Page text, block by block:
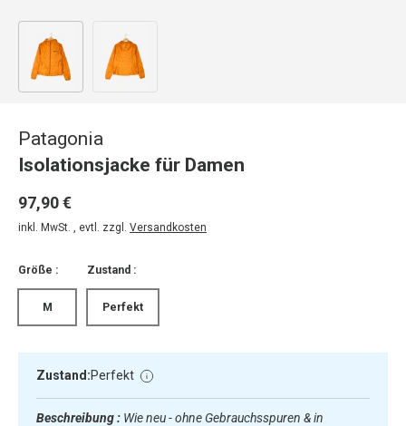
Bild 1 in Galerieansicht laden
Patagonia
Isolationsjacke für Damen
97,90 €
inkl. MwSt. , evtl. zzgl. Versandkosten
Größe :
M
Zustand :
Perfekt
Zustand:Perfekt
Beschreibung : Wie neu - ohne Gebrauchsspuren & in